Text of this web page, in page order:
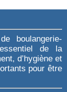
boulangerie-
de la
d’hygiène et
pour être